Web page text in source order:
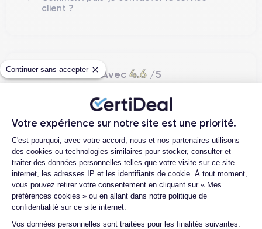
Continuer sans accepter
Votre expérience sur notre site est une priorité.
Plateforme de Gestion du
C'est pourquoi, avec votre accord, nous et nos partenaires utilisons
des cookies ou technologies similaires pour stocker, consulter et
traiter des données personnelles telles que votre visite sur ce site
internet, les adresses IP et les identifiants de cookie. À tout moment,
vous pouvez retirer votre consentement en cliquant sur « Mes
préférences cookies » ou en allant dans notre politique de
confidentialité sur ce site internet.
Vos données personnelles sont traitées pour les finalités suivantes:
Axeptio consent
client ?
Avec 4.6/5
Certideal est en tête des sites de
reconditionnement.
4.6/5
Excellent